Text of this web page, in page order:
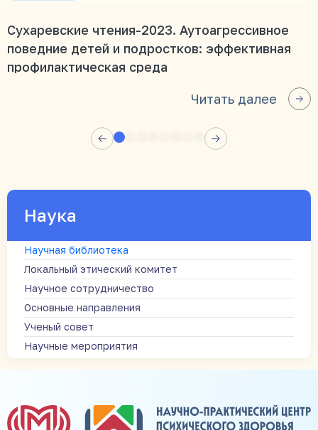
Наука
Научная библиотека
Локальный этический комитет
Научное сотрудничество
Основные направления
Ученый совет
Научные мероприятия
Сухаревские чтения-2023. Аутоагрессивное
поведние детей и подростков: эффективная
профилактическая среда
Читать далее